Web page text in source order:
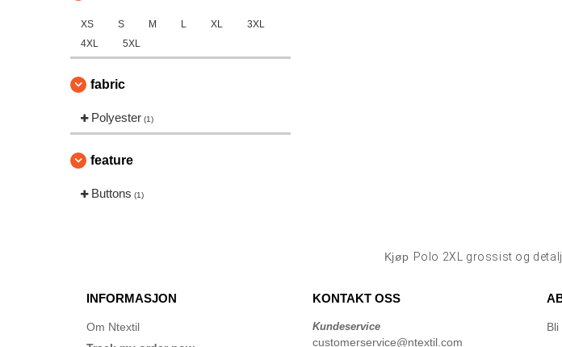
XS S M L XL
3XL
4XL
5XL
fabric
Polyester (1)
feature
Buttons (1)
Kjøp Polo 2XL grossist og
INFORMASJON
Om Ntextil
KONTAKT OSS
Kundeservice
customerservice@ntextil.com